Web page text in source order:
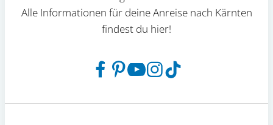
Alle Informationen für deine Anreise nach Kärnten
findest du hier!